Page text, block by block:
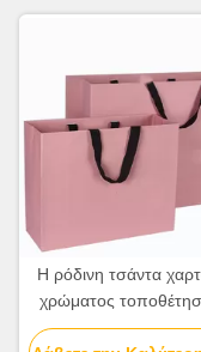
Η ρόδινη τσάντα
χρώματος
τυπωμένη πολυτέλεια